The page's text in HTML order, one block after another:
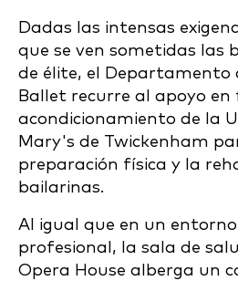
Dadas las intensas
que se ven sometidas las
de élite, el Departamento
Ballet recurre al apoyo en
acondicionamiento de la
Mary's de Twickenham
preparación física y la
bailarinas.
Al igual que en un
profesional, la sala de
Opera House alberga un